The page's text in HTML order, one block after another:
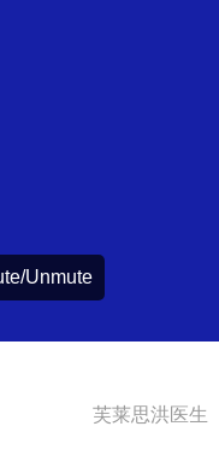
芙莱思洪医生